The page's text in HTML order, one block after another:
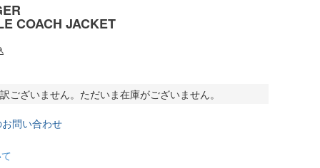
COACH JACKET
ございません。ただいま在庫がございません。
問い合わせ